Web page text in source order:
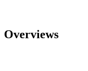
Overviews